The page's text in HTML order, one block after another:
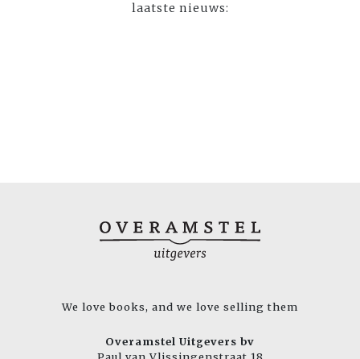
laatste nieuws:
We love books, and we love selling them
Overamstel Uitgevers bv